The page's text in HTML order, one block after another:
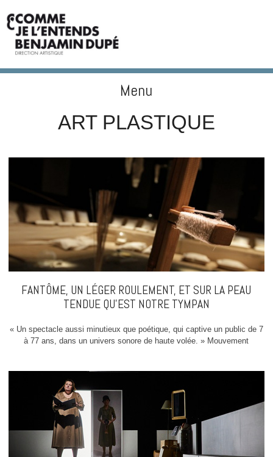
Menu
Skip to contentART PLASTIQUE
FANTÔME, UN LÉGER ROULEMENT, ET SUR LA PEAU
TENDUE QU’EST NOTRE TYMPAN
« Un spectacle aussi minutieux que poétique, qui captive un public de 7
à 77 ans, dans un univers sonore de haute volée. » Mouvement